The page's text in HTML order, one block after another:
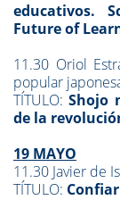
educativos.
Future of
11.30 Oriol
popular
TÍTULO:Shojo
de la
19 MAYO
11.30 Javier de
TÍTULO: